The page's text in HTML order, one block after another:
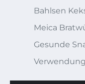
Bahlsen
Meica
Gesunde